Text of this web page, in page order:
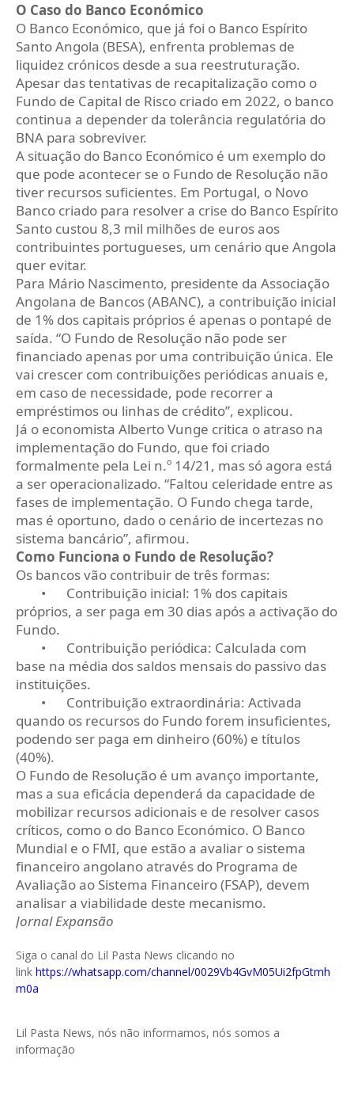
O Caso do Banco Económico
O Banco Económico, que já foi o Banco Espírito
Santo Angola (BESA), enfrenta problemas de
liquidez crónicos desde a sua reestruturação.
Apesar das tentativas de recapitalização como o
Fundo de Capital de Risco criado em 2022, o banco
continua a depender da tolerância regulatória do
BNA para sobreviver.
A situação do Banco Económico é um exemplo do
que pode acontecer se o Fundo de Resolução não
tiver recursos suficientes. Em Portugal, o Novo
Banco criado para resolver a crise do Banco Espírito
Santo custou 8,3 mil milhões de euros aos
contribuintes portugueses, um cenário que Angola
quer evitar.
Para Mário Nascimento, presidente da Associação
Angolana de Bancos (ABANC), a contribuição inicial
de 1% dos capitais próprios é apenas o pontapé de
saída. “O Fundo de Resolução não pode ser
financiado apenas por uma contribuição única. Ele
vai crescer com contribuições periódicas anuais e,
em caso de necessidade, pode recorrer a
empréstimos ou linhas de crédito”, explicou.
Já o economista Alberto Vunge critica o atraso na
implementação do Fundo, que foi criado
formalmente pela Lei n.º 14/21, mas só agora está
a ser operacionalizado. “Faltou celeridade entre as
fases de implementação. O Fundo chega tarde,
mas é oportuno, dado o cenário de incertezas no
sistema bancário”, afirmou.
Como Funciona o Fundo de Resolução?
Os bancos vão contribuir de três formas:
•
Contribuição inicial: 1% dos capitais
próprios, a ser paga em 30 dias após a activação do
Fundo.
•
Contribuição periódica: Calculada com
base na média dos saldos mensais do passivo das
instituições.
•
Contribuição extraordinária: Activada
quando os recursos do Fundo forem insuficientes,
podendo ser paga em dinheiro (60%) e títulos
(40%).
O Fundo de Resolução é um avanço importante,
mas a sua eficácia dependerá da capacidade de
mobilizar recursos adicionais e de resolver casos
críticos, como o do Banco Económico. O Banco
Mundial e o FMI, que estão a avaliar o sistema
financeiro angolano através do Programa de
Avaliação ao Sistema Financeiro (FSAP), devem
analisar a viabilidade deste mecanismo.
Jornal Expansão
Siga o canal do Lil Pasta News clicando no
link https://whatsapp.com/channel/0029Vb4GvM05Ui2fpGtmh
m0a
Lil Pasta News, nós não informamos, nós somos a
informação